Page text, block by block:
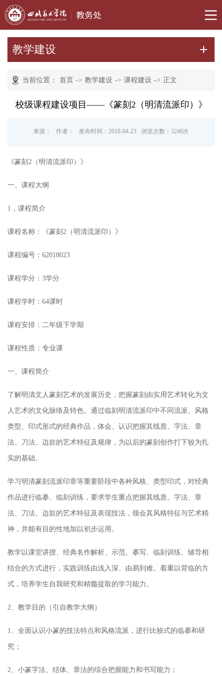
教学建设
当前位置： 首页 -> 教学建设 -> 课程建设 -> 正文
校级课程建设项目——《篆刻2（明清流派印）》
来源： 作者： 发布时间：2018-04-23 浏览次数： 3249次
《篆刻 2 （明清流派印）》
一、课程大纲
1，课程简介
课程名称： 《篆刻 2 （明清流派印）》
课程编号：62018023
课程学分：3学分
课程学时：64课时
课程安排：二年级下学期
课程性质：专业课
一、课程简介
了解明清文人篆刻艺术的发展历史，把握篆刻由实用艺术转化为文
人艺术的文化脉络及特色。通过临刻明清流派印中不同流派、风格
类型、印式形式的经典作品，体会、认识把握其线质、字法、章
法、刀法、边款的艺术特征及规律，为以后的篆刻创作打下较为扎
实的基础。
学习明清篆刻流派印章等重要阶段中各种风格、类型印式，对经典
作品进行临摹、临刻训练，要求学生重点把握其线质、字法、章
法、刀法、边款的艺术特征及表现技法，领会其风格特征与艺术精
神，并能有目的性地加以初步运用。
教学以课堂讲授、经典名作解析、示范、摹写、临刻训练、辅导相
结合的方式进行，实践训练由浅入深、由易到难。着重以背临的方
式，培养学生自我研究和精髓提取的学习能力。
2、教学目的（引自教学大纲）
1、全面认识小篆的技法特点和风格流派，进行比较式的临摹和研
究；
2、小篆字法、结体、章法的综合把握能力和书写能力；